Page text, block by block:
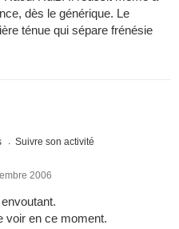
dès le générique. Le
ténue qui sépare frénésie
Suivre son activité
2006
voir en ce moment.